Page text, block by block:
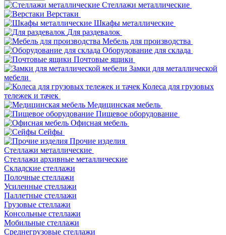
Стеллажи металлические
Верстаки
Шкафы металлические
Для раздевалок
Мебель для производства
Оборудование для склада
Почтовые ящики
Замки для металлической
мебели
Колеса для грузовых
тележек и тачек
Медицинская мебель
Пищевое оборудование
Офисная мебель
Сейфы
Прочие изделия
Стеллажи металлические
Cтеллажи архивные металлические
Складские стеллажи
Полочные стеллажи
Усиленные стеллажи
Паллетные стеллажи
Грузовые стеллажи
Консольные стеллажи
Мобильные стеллажи
Среднегрузовые стеллажи